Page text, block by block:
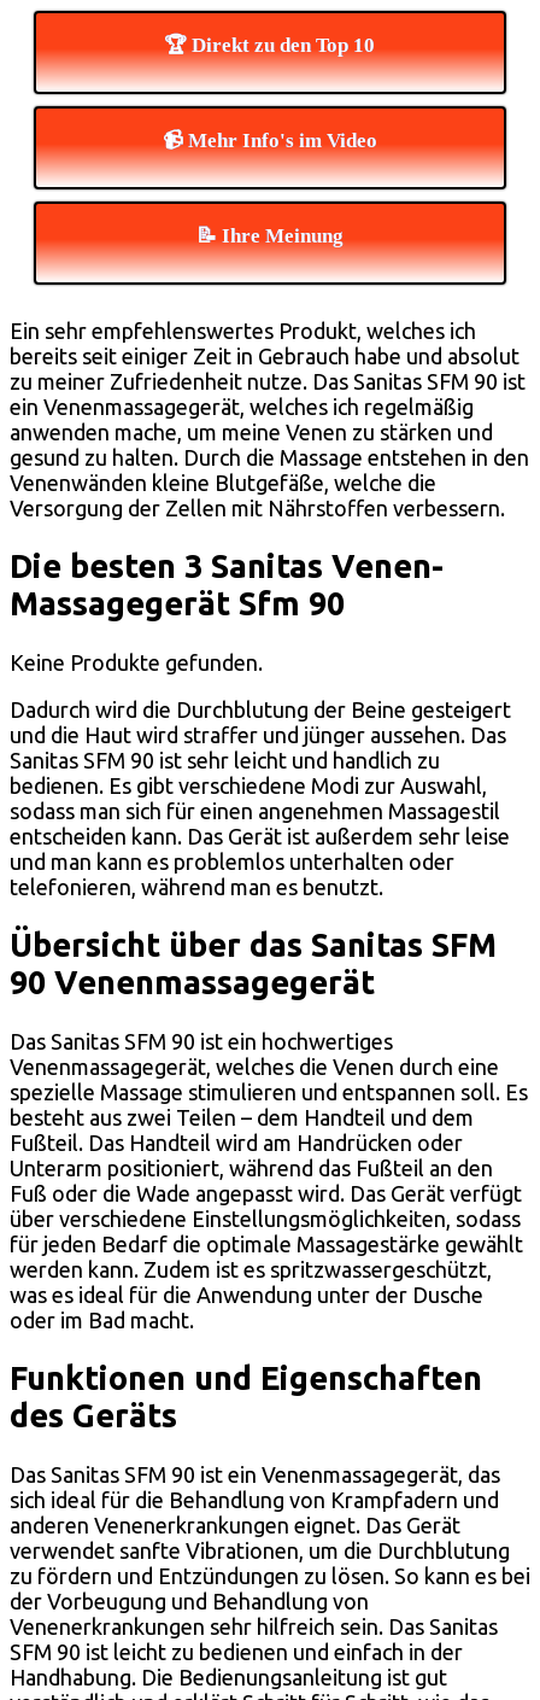
🏆 Direkt zu den Top 10
📹 Mehr Info's im Video
📝 Ihre Meinung
Ein sehr empfehlenswertes Produkt, welches ich
bereits seit einiger Zeit in Gebrauch habe und absolut
zu meiner Zufriedenheit nutze. Das Sanitas SFM 90 ist
ein Venenmassagegerät, welches ich regelmäßig
anwenden mache, um meine Venen zu stärken und
gesund zu halten. Durch die Massage entstehen in den
Venenwänden kleine Blutgefäße, welche die
Versorgung der Zellen mit Nährstoffen verbessern.
Die besten 3 Sanitas Venen-
Massagegerät Sfm 90
Keine Produkte gefunden.
Dadurch wird die Durchblutung der Beine gesteigert
und die Haut wird straffer und jünger aussehen. Das
Sanitas SFM 90 ist sehr leicht und handlich zu
bedienen. Es gibt verschiedene Modi zur Auswahl,
sodass man sich für einen angenehmen Massagestil
entscheiden kann. Das Gerät ist außerdem sehr leise
und man kann es problemlos unterhalten oder
telefonieren, während man es benutzt.
Übersicht über das Sanitas SFM
90 Venenmassagegerät
Das Sanitas SFM 90 ist ein hochwertiges
Venenmassagegerät, welches die Venen durch eine
spezielle Massage stimulieren und entspannen soll. Es
besteht aus zwei Teilen – dem Handteil und dem
Fußteil. Das Handteil wird am Handrücken oder
Unterarm positioniert, während das Fußteil an den
Fuß oder die Wade angepasst wird. Das Gerät verfügt
über verschiedene Einstellungsmöglichkeiten, sodass
für jeden Bedarf die optimale Massagestärke gewählt
werden kann. Zudem ist es spritzwassergeschützt,
was es ideal für die Anwendung unter der Dusche
oder im Bad macht.
Funktionen und Eigenschaften
des Geräts
Das Sanitas SFM 90 ist ein Venenmassagegerät, das
sich ideal für die Behandlung von Krampfadern und
anderen Venenerkrankungen eignet. Das Gerät
verwendet sanfte Vibrationen, um die Durchblutung
zu fördern und Entzündungen zu lösen. So kann es bei
der Vorbeugung und Behandlung von
Venenerkrankungen sehr hilfreich sein. Das Sanitas
SFM 90 ist leicht zu bedienen und einfach in der
Handhabung. Die Bedienungsanleitung ist gut